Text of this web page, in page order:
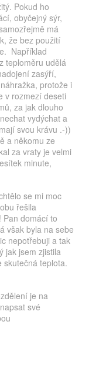
Pokud ho
obyčejný sýr,
má
že bez použití
Například
teploměru udělá
zasýří,
protože i
v rozmezí deseti
za jak dlouho
vydýchat a
svou krávu .-))
a někomu ze
za vraty je velmi
minute,
se mi moc
řešila
Pan domácí to
však byla na sebe
nepotřebuji a tak
jak jsem zjistila
skutečná teplota.
je na
své